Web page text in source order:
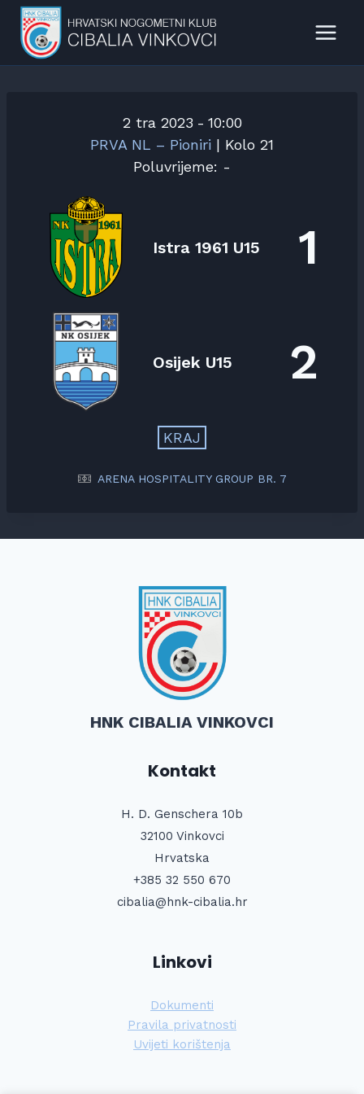
Skip
content
2 tra 2023 - 10:00
PRVA NL – Pioniri | Kolo 21
Poluvrijeme: -
Istra 1961 U15 1
Osijek U15 2
KRAJ
ARENA HOSPITALITY GROUP BR. 7
HNK CIBALIA VINKOVCI
Kontakt
H. D. Genschera 10b
32100 Vinkovci
Hrvatska
+385 32 550 670
cibalia@hnk-cibalia.hr
Linkovi
Dokumenti
Pravila privatnosti
Uvijeti korištenja